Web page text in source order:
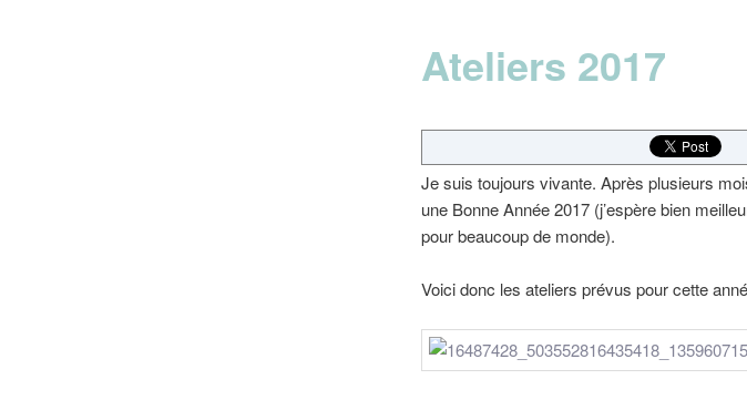
Ateliers 2017
Je suis toujours vivante. Après plusieurs
une Bonne Année 2017 (j’espère bien
pour beaucoup de monde).
Voici donc les ateliers prévus pour cette